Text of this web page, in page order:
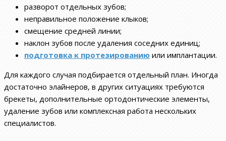
разворот отдельных зубов;
неправильное положение клыков;
смещение средней линии;
наклон зубов после удаления соседних единиц;
подготовка к протезированию или имплантации.
Для каждого случая подбирается отдельный план. Иногда
достаточно элайнеров, в других ситуациях требуются
брекеты, дополнительные ортодонтические элементы,
удаление зубов или комплексная работа нескольких
специалистов.